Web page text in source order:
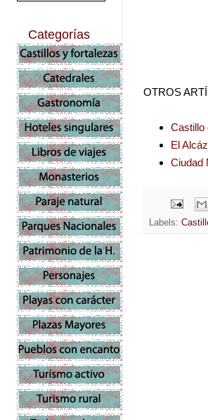
OTROS
Castillo
El
Ciudad
Labels:
Categorías